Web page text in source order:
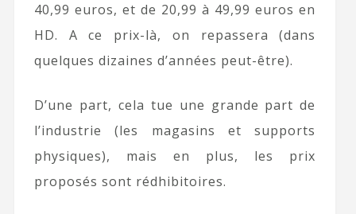
40,99 euros, et de 20,99 à 49,99 euros en
HD. A ce prix-là, on repassera (dans
quelques dizaines d’années peut-être).
D’une part, cela tue une grande part de
l’industrie (les magasins et supports
physiques), mais en plus, les prix
proposés sont rédhibitoires.